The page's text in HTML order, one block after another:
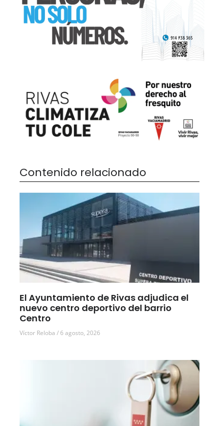
Contenido relacionado
El Ayuntamiento de Rivas adjudica el
nuevo centro deportivo del barrio
Centro
Víctor Reloba 6 agosto, 2026